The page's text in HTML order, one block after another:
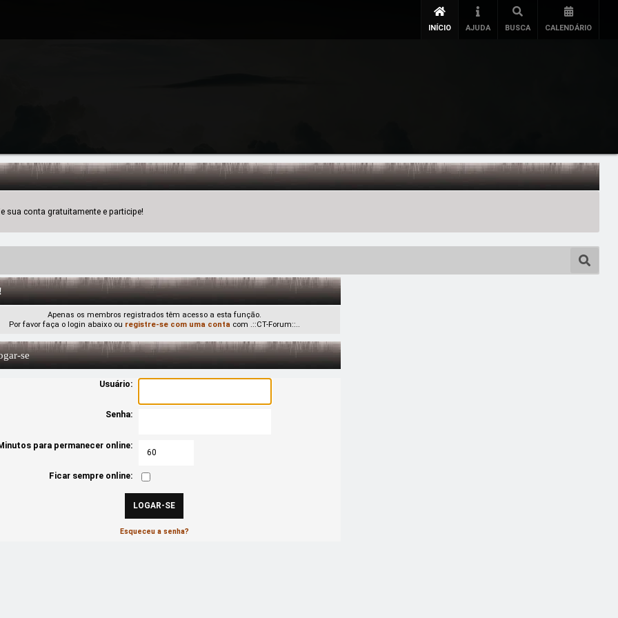
INÍCIO AJUDA BUSCA CALENDÁRIO
conta gratuitamente e participe!
Apenas os membros registrados têm acesso a esta função.
Por favor faça o login abaixo ou registre-se com uma conta com .::CT-Forum::..
se
Usuário:
Senha:
para permanecer online:
Ficar sempre online:
Esqueceu a senha?